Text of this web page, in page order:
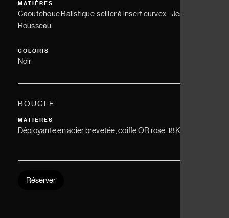
MATIÈRES
Caoutchouc Balistique sellier à insert curvex - Jean
Rousseau
COLORIS
Noir
BOUCLE
MATIÈRES
Déployante en acier,brevetée, coiffe OR rose 18K
Réserver